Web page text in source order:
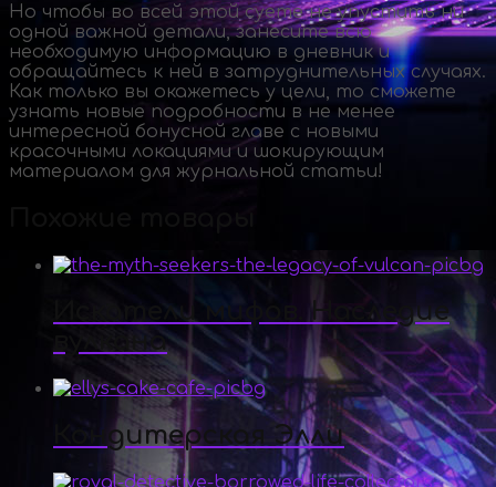
Но чтобы во всей этой суете не упустить ни
одной важной детали, занесите всю
необходимую информацию в дневник и
обращайтесь к ней в затруднительных случаях.
Как только вы окажетесь у цели, то сможете
узнать новые подробности в не менее
интересной бонусной главе с новыми
красочными локациями и шокирующим
материалом для журнальной статьи!
Искатели мифов. Наследие
вулкана
Кондитерская Элли